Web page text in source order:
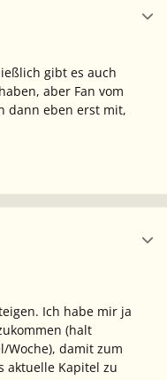
gibt es auch
aber Fan vom
dann eben erst mit,
Ich habe mir ja
(halt
Woche), damit zum
aktuelle Kapitel zu